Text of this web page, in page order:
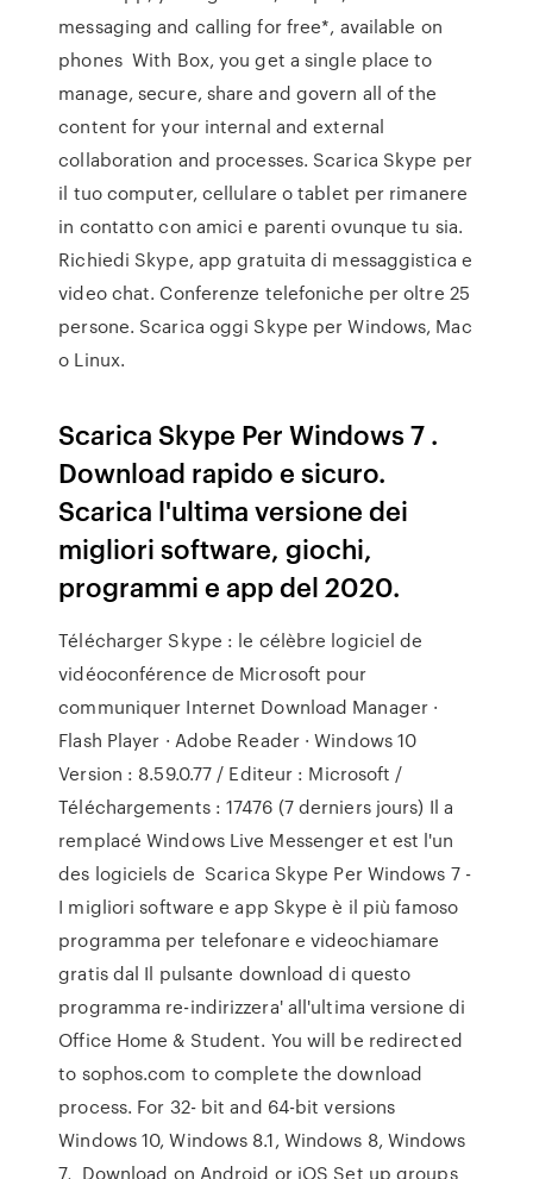
messaging and calling for free*, available on
phones With Box, you get a single place to
manage, secure, share and govern all of the
content for your internal and external
collaboration and processes. Scarica Skype per
il tuo computer, cellulare o tablet per rimanere
in contatto con amici e parenti ovunque tu sia.
Richiedi Skype, app gratuita di messaggistica e
video chat. Conferenze telefoniche per oltre 25
persone. Scarica oggi Skype per Windows, Mac
o Linux.
Scarica Skype Per Windows 7 .
Download rapido e sicuro.
Scarica l'ultima versione dei
migliori software, giochi,
programmi e app del 2020.
Télécharger Skype : le célèbre logiciel de
vidéoconférence de Microsoft pour
communiquer Internet Download Manager ·
Flash Player · Adobe Reader · Windows 10
Version : 8.59.0.77 / Editeur : Microsoft /
Téléchargements : 17476 (7 derniers jours) Il a
remplacé Windows Live Messenger et est l'un
des logiciels de Scarica Skype Per Windows 7 -
I migliori software e app Skype è il più famoso
programma per telefonare e videochiamare
gratis dal Il pulsante download di questo
programma re-indirizzera' all'ultima versione di
Office Home & Student. You will be redirected
to sophos.com to complete the download
process. For 32- bit and 64-bit versions
Windows 10, Windows 8.1, Windows 8, Windows
7, Download on Android or iOS Set up groups